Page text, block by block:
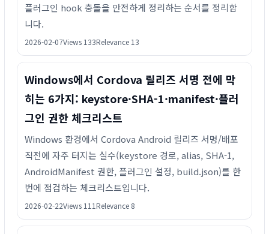
플러그인 hook 충돌을 안전하게 정리하는 순서를 정리합
니다.
2026-02-07Views 133Relevance 13
Windows에서 Cordova 릴리즈 서명 전에 막
히는 6가지: keystore·SHA-1·manifest·플러
그인 권한 체크리스트
Windows 환경에서 Cordova Android 릴리즈 서명/배포
직전에 자주 터지는 실수(keystore 경로, alias, SHA-1,
AndroidManifest 권한, 플러그인 설정, build.json)를 한
번에 점검하는 체크리스트입니다.
2026-02-22Views 111Relevance 8